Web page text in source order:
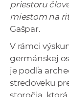
priestoru
miestom na
Gašpar.
V rámci
germánskej
je podľa
stredoveku